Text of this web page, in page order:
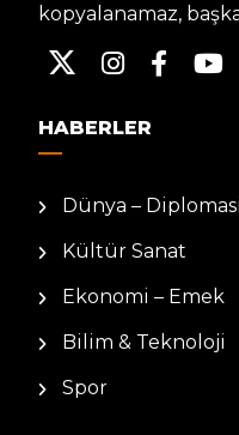
kopyalanamaz,
HABERLER
Dünya – Diplomasi
Kültür Sanat
Ekonomi – Emek
Bilim & Teknoloji
Spor